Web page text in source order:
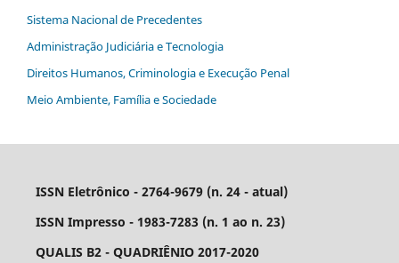
Sistema Nacional de Precedentes
Administração Judiciária e Tecnologia
Direitos Humanos, Criminologia e Execução Penal
Meio Ambiente, Família e Sociedade
ISSN Eletrônico - 2764-9679 (n. 24 - atual)
ISSN Impresso - 1983-7283 (n. 1 ao n. 23)
QUALIS B2 - QUADRIÊNIO 2017-2020